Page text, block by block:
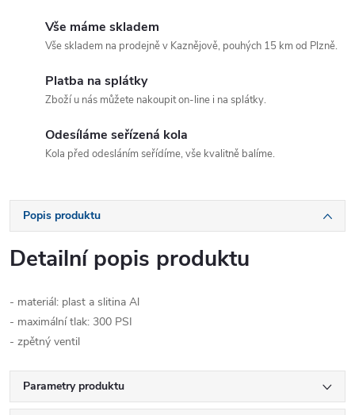
Vše máme skladem
Vše skladem na prodejně v Kaznějově, pouhých 15 km od Plzně.
Platba na splátky
Zboží u nás můžete nakoupit on-line i na splátky.
Odesíláme seřízená kola
Kola před odesláním seřídíme, vše kvalitně balíme.
Popis produktu
Detailní popis produktu
- materiál: plast a slitina Al
- maximální tlak: 300 PSI
- zpětný ventil
Parametry produktu